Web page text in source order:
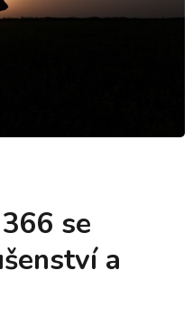
se
a